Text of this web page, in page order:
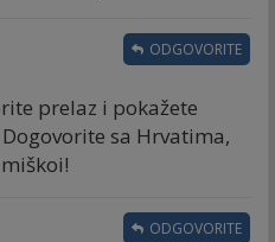
prelaz i pokažete
sa Hrvatima,
ODGOVORITE
ODGOVORITE